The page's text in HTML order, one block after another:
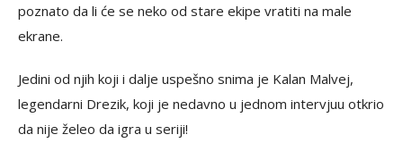
poznato da li će se neko od stare ekipe vratiti na male
ekrane.
Jedini od njih koji i dalje uspešno snima je Kalan Malvej,
legendarni Drezik, koji je nedavno u jednom intervjuu otkrio
da nije želeo da igra u seriji!